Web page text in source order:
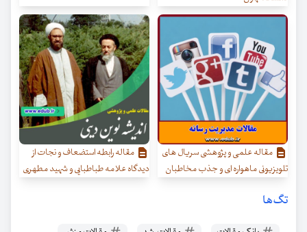
مقاله علمی و پژوهشی سریال های
تلویزیونی ماهواره ای و جذب مخاطبان
مقاله رابطه استضعاف و نجات از
دیدگاه علامه طباطبایی و شهید مطهری
تگ‌ها